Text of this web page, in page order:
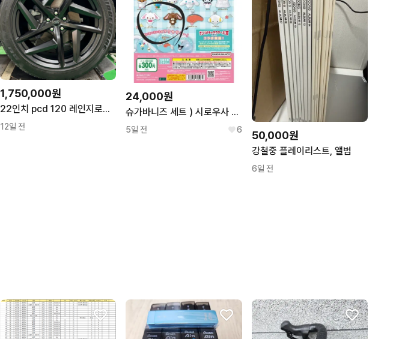
1,750,000원
22인치 pcd 120 레인지로버 칸 타입52 디자인 블랙 휠 신품
12일 전
24,000원
슈가바니즈 세트 ) 시로우사 쿠로우사 산리오 올스타즈 메지루시 가챠
5일 전 6 50,000원
강철중 플레이리스트, 앨범
6일 전